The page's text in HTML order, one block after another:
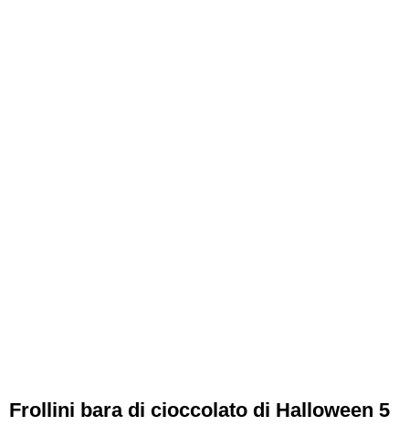
Frollini bara di cioccolato di Halloween 5